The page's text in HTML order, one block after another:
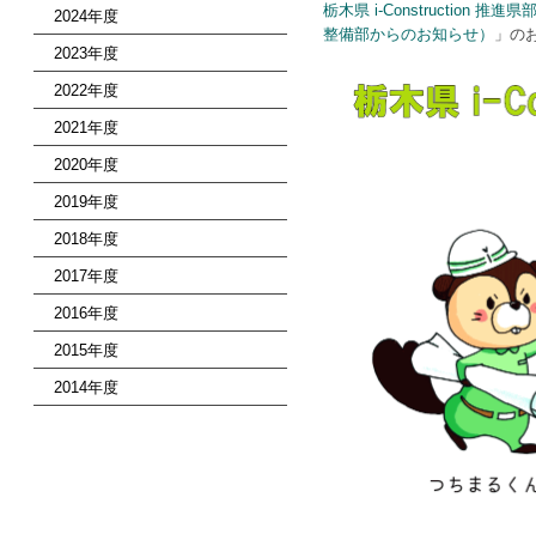
2024年度
2023年度
2022年度
2021年度
2020年度
2019年度
2018年度
2017年度
2016年度
2015年度
2014年度
栃木県 i-Construction 推進県
整備部からのお知らせ）
」の